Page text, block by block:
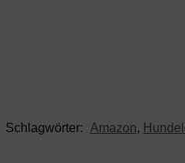
Schlagwörter: Amazon,